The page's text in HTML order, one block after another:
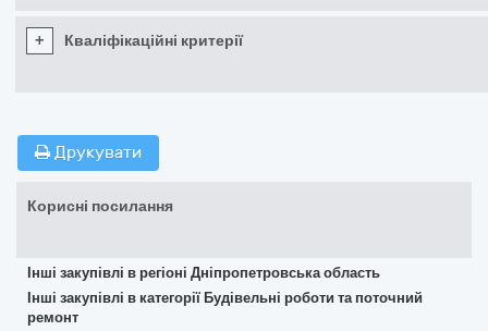
+ Кваліфікаційні критерії
Друкувати
Корисні посилання
Інші закупівлі в регіоні Дніпропетровська область
Інші закупівлі в категорії Будівельні роботи та поточний
ремонт